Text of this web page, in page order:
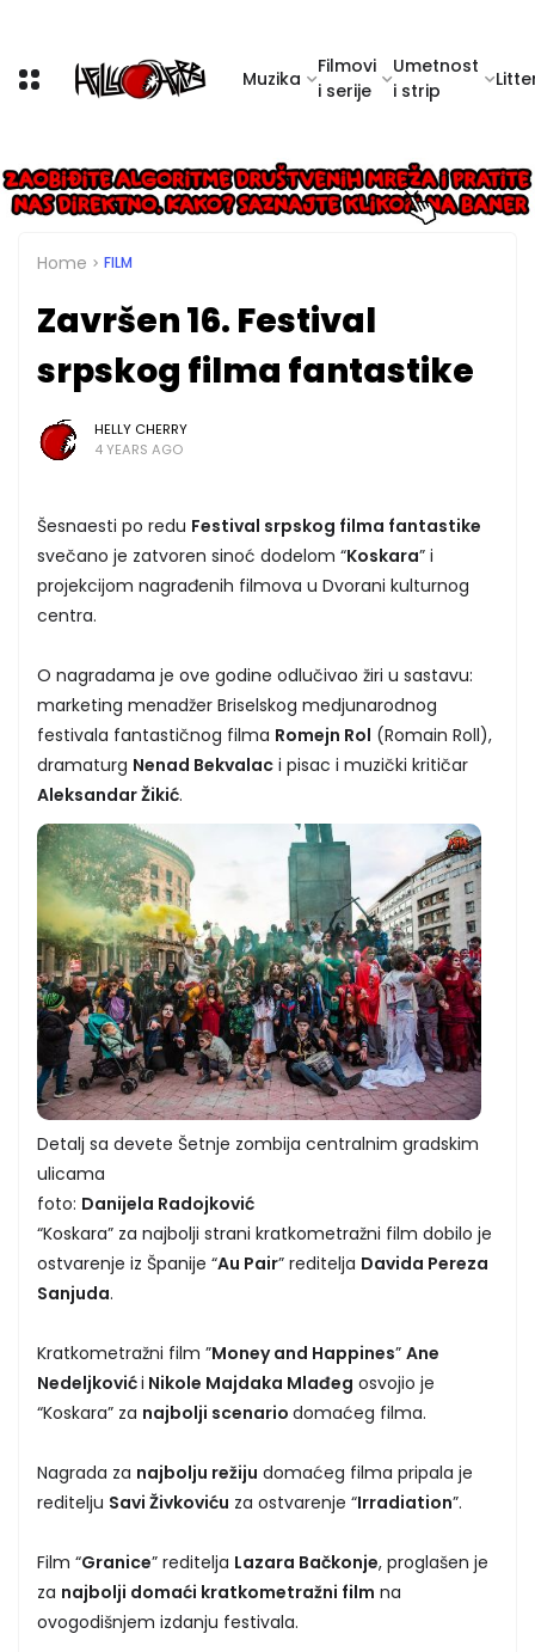
Muzika
Filmovi
i serije
Umetnost
i strip
Home FILM
Završen 16. Festival
srpskog filma fantastike
HELLY CHERRY
4 YEARS AGO
Šesnaesti po redu Festival srpskog filma fantastike
svečano je zatvoren sinoć dodelom “Koskara” i
projekcijom nagrađenih filmova u Dvorani kulturnog
centra.
O nagradama je ove godine odlučivao žiri u sastavu:
marketing menadžer Briselskog medjunarodnog
festivala fantastičnog filma Romejn Rol (Romain Roll),
dramaturg Nenad Bekvalac i pisac i muzički kritičar
Aleksandar Žikić.
Detalj sa devete Šetnje zombija centralnim gradskim
ulicama
foto: Danijela Radojković
“Koskara” za najbolji strani kratkometražni film dobilo je
ostvarenje iz Španije “Au Pair” reditelja Davida Pereza
Sanjuda.
Kratkometražni film ”Money and Happines” Ane
Nedeljkovići Nikole Majdaka Mlađeg osvojio je
“Koskara” za najbolji scenario domaćeg filma.
Nagrada za najbolju režiju domaćeg filma pripala je
reditelju Savi Živkoviću za ostvarenje “Irradiation”.
Film “Granice” reditelja Lazara Bačkonje, proglašen je
za najbolji domaći kratkometražni film na
ovogodišnjem izdanju festivala.